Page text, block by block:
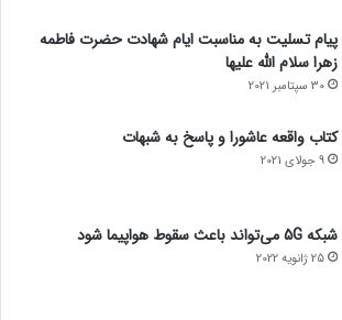
پیام تسلیت به مناسبت ایام شهادت حضرت فاطمه
زهرا سلام الله علیها
30 سپتامبر 2021
کتاب واقعه عاشورا و پاسخ به شبهات
9 جولای 2021
شبکه 5G می‌تواند باعث سقوط هواپیما شود
25 ژانویه 2022